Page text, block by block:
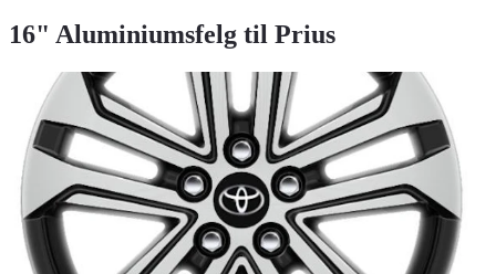
16" Aluminiumsfelg til Prius